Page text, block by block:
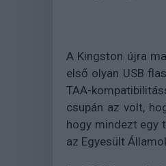
A Kingston újra
első olyan USB
TAA-
csupán az volt,
hogy mindezt egy
az Egyesült